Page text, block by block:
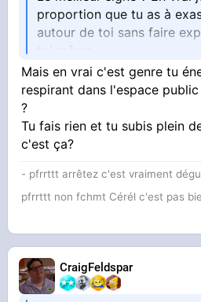
proportion que tu as à
autour de toi sans faire
toi même
Perso à un moment j'étais
que j'ai capter que j'avais
j'ai compris que c'était pas
moi même car les
neurologue
Mais en vrai c'est genre tu
respirant dans l'espace public
?
Tu fais rien et tu subis plein
c'est ça?
- pfrrttt arrêtez c'est vraiment
pfrrttt non fchmt Cérél c'est pas
CraigFeldspar